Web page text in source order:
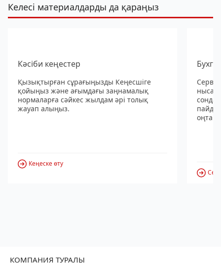
Келесі материалдарды да қараңыз
Кәсіби кеңестер
Қызықтырған сұрағыңызды Кеңесшіге
қойыңыз және ағымдағы заңнамалық
нормаларға сәйкес жылдам әрі толық
жауап алыңыз.
Кеңеске өту
КОМПАНИЯ ТУРАЛЫ